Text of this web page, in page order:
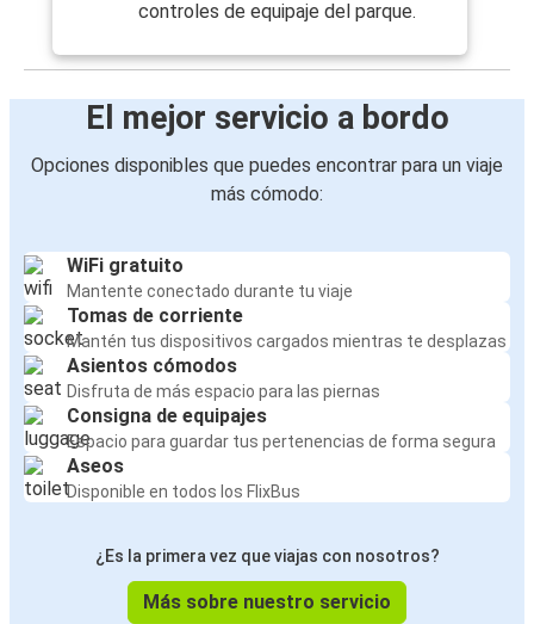
controles de equipaje del parque.
El mejor servicio a bordo
Opciones disponibles que puedes encontrar para un viaje
más cómodo:
WiFi gratuito
Mantente conectado durante tu viaje
Tomas de corriente
Mantén tus dispositivos cargados mientras te desplazas
Asientos cómodos
Disfruta de más espacio para las piernas
Consigna de equipajes
Espacio para guardar tus pertenencias de forma segura
Aseos
Disponible en todos los FlixBus
¿Es la primera vez que viajas con nosotros?
Más sobre nuestro servicio